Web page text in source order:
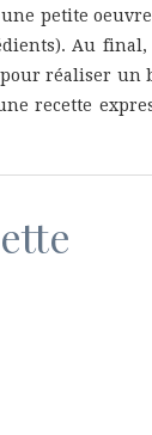
petite
Au
réaliser un
recette